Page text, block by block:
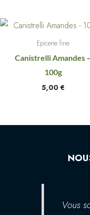
Epicerie fine
Canistrelli Amandes –
100g
5,00 €
Vous